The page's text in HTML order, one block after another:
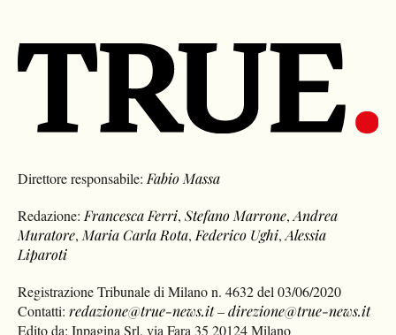
Direttore responsabile:Fabio Massa
Redazione:Francesca Ferri,Stefano Marrone,Andrea
Muratore,Maria Carla Rota,Federico Ughi,Alessia
Liparoti
Registrazione Tribunale di Milano n. 4632 del 03/06/2020
Contatti:redazione@true-news.it–direzione@true-news.it
Edito da: Inpagina Srl, via Fara 35 20124 Milano